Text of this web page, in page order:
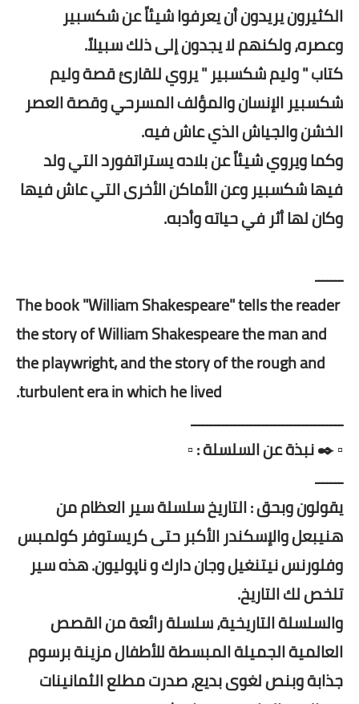
الكثيرون يريدون أن يعرفوا شيئاً عن شكسبير
وعصره، ولكنهم لا يجدون إلى ذلك سبيلاً.
كتاب " وليم شكسبير " يروي للقارئ قصة وليم
شكسبير الإنسان والمؤلف المسرحي وقصة العصر
الخشن والجياش الذي عاش فيه.
وكما ويروي شيئاً عن بلاده يستراتفورد التي ولد
فيها شكسبير وعن الأماكن الأخرى التي عاش فيها
وكان لها أثر في حياته وأدبه.
ـــــــ
The book "William Shakespeare" tells the reader
the story of William Shakespeare the man and
the playwright, and the story of the rough and
turbulent era in which he lived.
ــــــــــــــــــــــــــــــــــــــ
▫️ ✒️ نبذة عن السلسلة : ▫️
ـــــــ
يقولون وبحق : التاريخ سلسلة سير العظام من
هنيبعل والإسكندر الأكبر حتى كريستوفر کولمبس
وفلورنس نیتنغيل وجان دارك و ناپوليون. هذه سير
تلخص لك التاريخ.
والسلسلة التاريخية، سلسلة رائعة من القصص
العالمية الجميلة المبسطة للأطفال مزينة برسوم
جذابة وبنص لغوى بديع، صدرت مطلع الثمانينات